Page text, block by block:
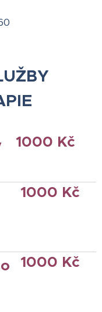
1000 Kč
1000 Kč
1000 Kč